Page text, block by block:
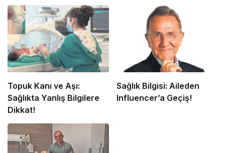
Topuk Kanı ve Aşı:
Sağlıkta Yanlış Bilgilere
Dikkat!
Sağlık Bilgisi: Aileden
Influencer’a Geçiş!